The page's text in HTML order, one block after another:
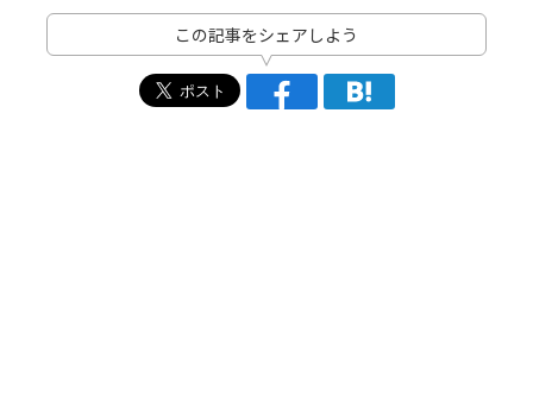
この記事をシェアしよう